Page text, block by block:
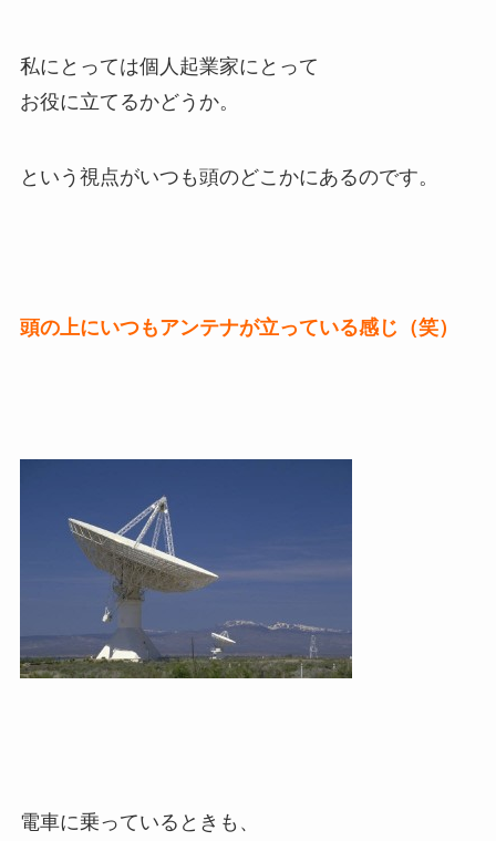
私にとっては個人起業家にとって
お役に立てるかどうか。
という視点がいつも頭のどこかにあるのです。
頭の上にいつもアンテナが立っている感じ（笑）
電車に乗っているときも、